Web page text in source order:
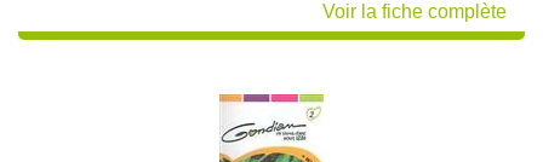
Voir la fiche complète